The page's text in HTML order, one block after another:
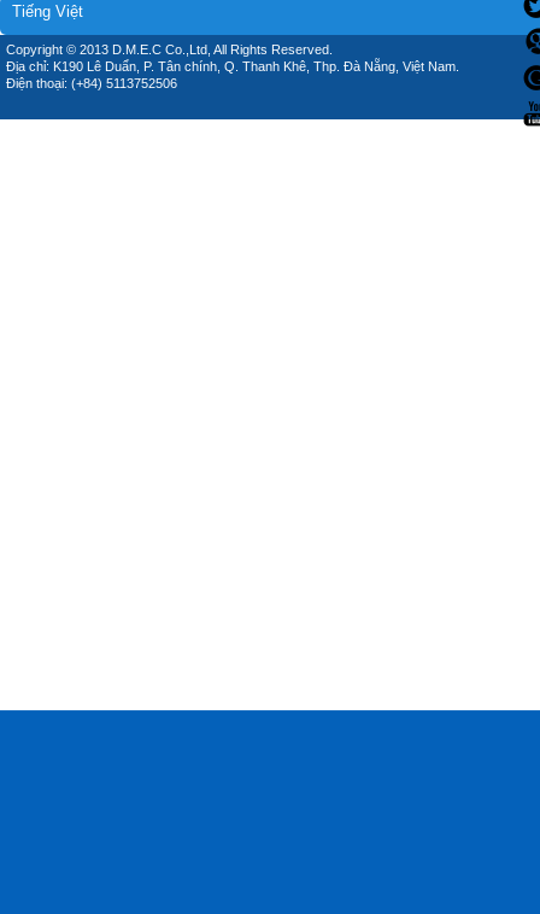
Tiếng Việt
Copyright © 2013 D.M.E.C Co.,Ltd, All Rights Reserved.
Địa chỉ: K190 Lê Duẩn, P. Tân chính, Q. Thanh Khê, Thp. Đà Nẵng, Việt Nam.
Điện thoại: (+84) 5113752506